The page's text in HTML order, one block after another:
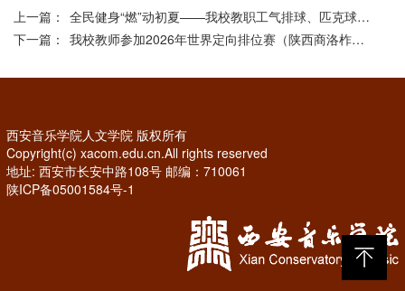
上一篇：
全民健身“燃”动初夏——我校教职工气排球、匹克球比赛圆满落幕
下一篇：
我校教师参加2026年世界定向排位赛（陕西商洛柞水站）获佳绩
西安音乐学院人文学院 版权所有
Copyright(c) xacom.edu.cn.All rights reserved
地址: 西安市长安中路108号 邮编：710061
陕ICP备05001584号-1